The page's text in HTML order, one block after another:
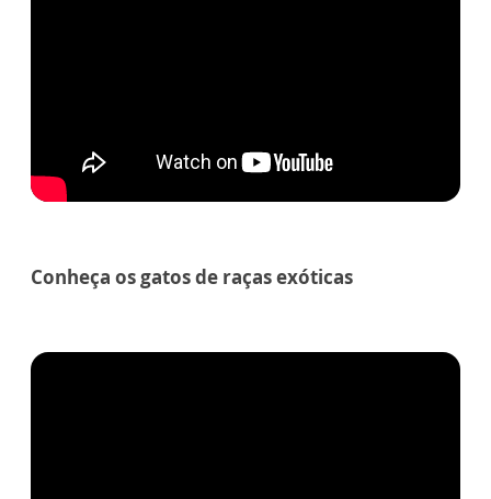
Conheça os gatos de raças exóticas